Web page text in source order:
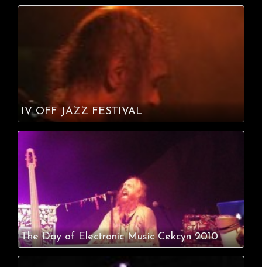
IV OFF JAZZ FESTIVAL
The Day of Electronic Music Cekcyn 2010